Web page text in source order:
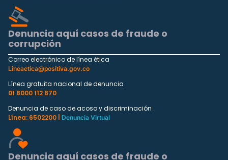
Denuncia aquí casos de fraude o
corrupción
Correo electrónico de línea ética
Lineaetica@positiva.gov.co
Línea gratuita nacional de denuncia
01 8000 112 870
Denuncia de caso de acoso y discriminación
Línea: 6502200 |
Denuncia Virtual
Denuncia aquí casos de fraude o